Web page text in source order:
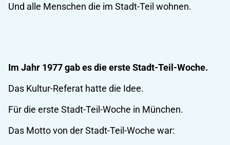
Und alle Menschen die im Stadt-Teil wohnen.
Im Jahr 1977 gab es die erste Stadt-Teil-Woche.
Das Kultur-Referat hatte die Idee.
Für die erste Stadt-Teil-Woche in München.
Das Motto von der Stadt-Teil-Woche war: